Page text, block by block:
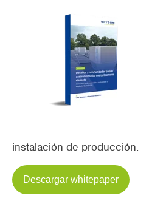
instalación de producción.
Descargar whitepaper